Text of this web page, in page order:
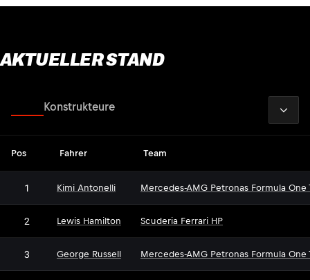
AKTUELLER STAND
Konstrukteure
Pos Fahrer Team
1 Kimi Antonelli Mercedes-AMG Petronas Formula One
2 Lewis Hamilton Scuderia Ferrari HP
3 George Russell Mercedes-AMG Petronas Formula One